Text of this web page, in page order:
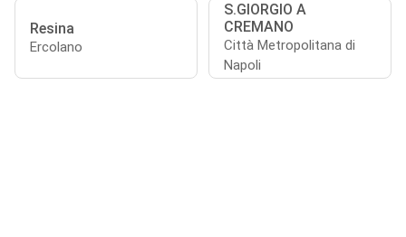
Resina
Ercolano
S.GIORGIO A
CREMANO
Città Metropolitana di
Napoli